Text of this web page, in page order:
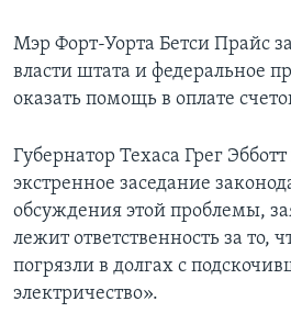
Мэр Форт-Уорта Бетси Прайс
власти штата и федеральное
оказать помощь в оплате
Губернатор Техаса Грег Эбботт
экстренное заседание
обсуждения этой проблемы,
лежит ответственность за то,
погрязли в долгах с
электричество».